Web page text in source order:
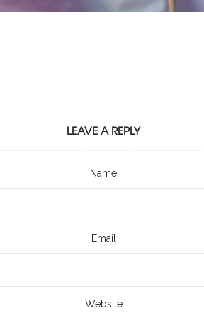
LEAVE A REPLY
Name
Email
Website